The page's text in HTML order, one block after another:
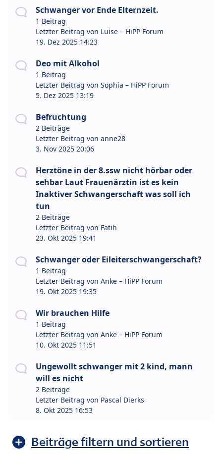
Schwanger vor Ende Elternzeit.
1 Beitrag
Letzter Beitrag von Luise – HiPP Forum
19. Dez 2025 14:23
Deo mit Alkohol
1 Beitrag
Letzter Beitrag von Sophia – HiPP Forum
5. Dez 2025 13:19
Befruchtung
2 Beiträge
Letzter Beitrag von anne28
3. Nov 2025 20:06
Herztöne in der 8.ssw nicht hörbar oder
sehbar Laut Frauenärztin ist es kein
Inaktiver Schwangerschaft was soll ich
tun
2 Beiträge
Letzter Beitrag von Fatih
23. Okt 2025 19:41
Schwanger oder Eileiterschwangerschaft?
1 Beitrag
Letzter Beitrag von Anke – HiPP Forum
19. Okt 2025 19:35
Wir brauchen Hilfe
1 Beitrag
Letzter Beitrag von Anke – HiPP Forum
10. Okt 2025 11:51
Ungewollt schwanger mit 2 kind, mann
will es nicht
2 Beiträge
Letzter Beitrag von Pascal Dierks
8. Okt 2025 16:53
Beiträge filtern und sortieren